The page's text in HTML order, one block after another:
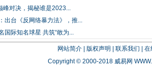
峰对决，揭秘谁是2023...
出台《反网络暴力法》，推...
国际知名球星 共筑“敢为...
网站简介| 版权声明 联系我们
在
Copyright © 2000-2018 威易网 WWW.